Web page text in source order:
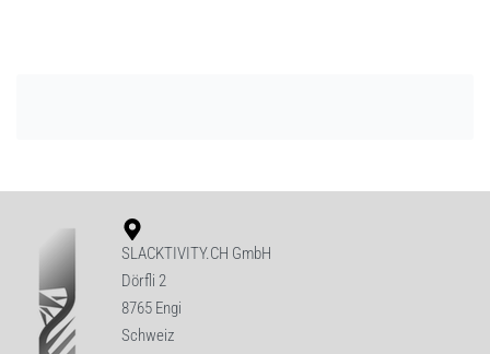
SLACKTIVITY.CH GmbH
Dörfli 2
8765 Engi
Schweiz